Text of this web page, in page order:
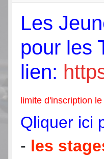
Les
pour les
lien:
limite d'inscription
Qliquer ici
- les